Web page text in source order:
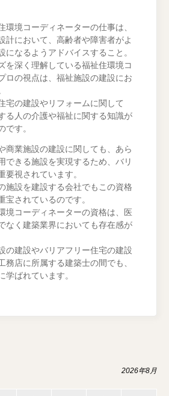
環境コーディネーターの仕事は、
計において、高齢者や障害者がよ
になるようアドバイスすること。
を深く理解している福祉住環境コ
ロの視点は、福祉施設の建設にお
宅の建設やリフォームに関して
る人の介護や福祉に関する知識が
です。
商業施設の建設に関しても、あら
できる施設を実現するため、バリ
要視されています。
施設を建設する会社でもこの資格
宝されているのです。
境コーディネーターの資格は、医
なく建築業界においても存在感が
の建設やバリアフリー住宅の建設
務店に所属する建築士の間でも、
学ばれています。
2026年8月